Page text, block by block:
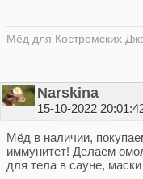
Мёд для Костромских
Narskina
15-10-2022
Мёд в наличии,
иммунитет! Делаем
для тела в сауне,